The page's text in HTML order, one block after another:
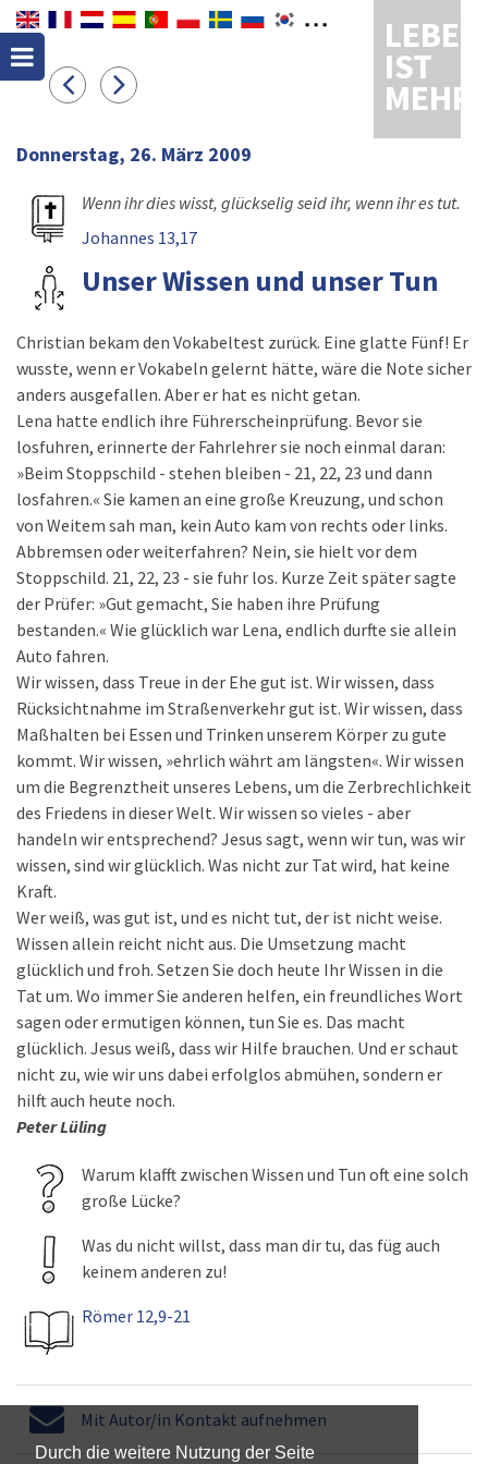
Durch die weitere Nutzung der Seite
LEBEN
IST
MEHR
Donnerstag, 26. März 2009
Wenn ihr dies wisst, glückselig seid ihr, wenn ihr es tut.
Johannes 13,17
Unser Wissen und unser Tun
Christian bekam den Vokabeltest zurück. Eine glatte Fünf! Er
wusste, wenn er Vokabeln gelernt hätte, wäre die Note sicher
anders ausgefallen. Aber er hat es nicht getan.
Lena hatte endlich ihre Führerscheinprüfung. Bevor sie
losfuhren, erinnerte der Fahrlehrer sie noch einmal daran:
»Beim Stoppschild - stehen bleiben - 21, 22, 23 und dann
losfahren.« Sie kamen an eine große Kreuzung, und schon
von Weitem sah man, kein Auto kam von rechts oder links.
Abbremsen oder weiterfahren? Nein, sie hielt vor dem
Stoppschild. 21, 22, 23 - sie fuhr los. Kurze Zeit später sagte
der Prüfer: »Gut gemacht, Sie haben ihre Prüfung
bestanden.« Wie glücklich war Lena, endlich durfte sie allein
Auto fahren.
Wir wissen, dass Treue in der Ehe gut ist. Wir wissen, dass
Rücksichtnahme im Straßenverkehr gut ist. Wir wissen, dass
Maßhalten bei Essen und Trinken unserem Körper zu gute
kommt. Wir wissen, »ehrlich währt am längsten«. Wir wissen
um die Begrenztheit unseres Lebens, um die Zerbrechlichkeit
des Friedens in dieser Welt. Wir wissen so vieles - aber
handeln wir entsprechend? Jesus sagt, wenn wir tun, was wir
wissen, sind wir glücklich. Was nicht zur Tat wird, hat keine
Kraft.
Wer weiß, was gut ist, und es nicht tut, der ist nicht weise.
Wissen allein reicht nicht aus. Die Umsetzung macht
glücklich und froh. Setzen Sie doch heute Ihr Wissen in die
Tat um. Wo immer Sie anderen helfen, ein freundliches Wort
sagen oder ermutigen können, tun Sie es. Das macht
glücklich. Jesus weiß, dass wir Hilfe brauchen. Und er schaut
nicht zu, wie wir uns dabei erfolglos abmühen, sondern er
hilft auch heute noch.
Peter Lüling
Warum klafft zwischen Wissen und Tun oft eine solch
große Lücke?
Was du nicht willst, dass man dir tu, das füg auch
keinem anderen zu!
Römer 12,9-21
Mit Autor/in Kontakt aufnehmen